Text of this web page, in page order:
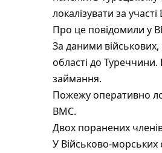
локалізувати за
Про це повідомили у
За даними
області до
займання.
Пожежу оперативно
ВМС.
Двох поранених
У Військово-